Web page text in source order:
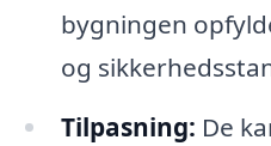
bygningen
og
Tilpasning: De